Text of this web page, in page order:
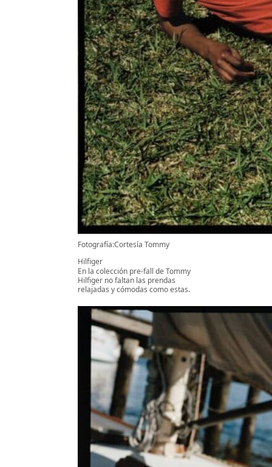
Fotografía:Cortesía Tommy
Hilfiger
En la colección pre-fall de Tommy
Hilfiger no faltan las prendas
relajadas y cómodas como estas.